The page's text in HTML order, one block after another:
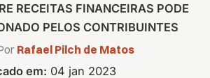
RECEITAS FINANCEIRAS PODE
PELOS CONTRIBUINTES
Rafael Pilch de Matos
em: 04 jan 2023